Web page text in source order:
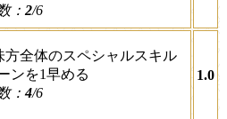
： 2/6
方全体のスペシャルスキル
ンを1早める
：4/6
1.0